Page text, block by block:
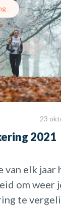
23
2021
van elk jaar
om weer
te